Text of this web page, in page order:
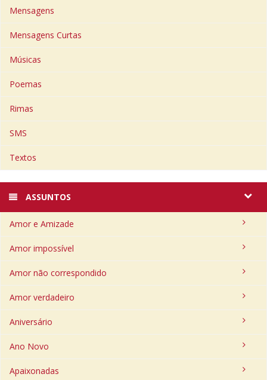
Mensagens
Mensagens Curtas
Músicas
Poemas
Rimas
SMS
Textos
ASSUNTOS
Amor e Amizade
Amor impossível
Amor não correspondido
Amor verdadeiro
Aniversário
Ano Novo
Apaixonadas